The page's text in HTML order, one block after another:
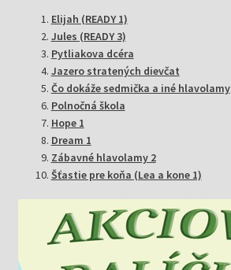
Elijah (READY 1)
Jules (READY 3)
Pytliakova dcéra
Jazero stratených dievčat
Čo dokáže sedmička a iné hlavolamy
Polnočná škola
Hope 1
Dream 1
Zábavné hlavolamy 2
Šťastie pre koňa (Lea a kone 1)